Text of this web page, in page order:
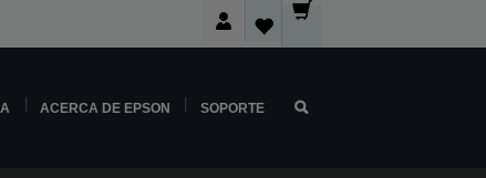
ACERCA DE EPSON SOPORTE